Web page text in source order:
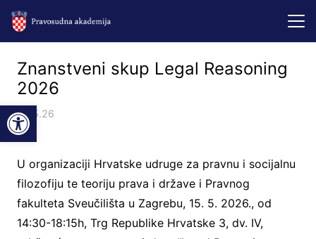
Open toolbar
Znanstveni skup Legal Reasoning
2026
4.05.26
U organizaciji Hrvatske udruge za pravnu i socijalnu
filozofiju te teoriju prava i države i Pravnog
fakulteta Sveučilišta u Zagrebu, 15. 5. 2026., od
14:30-18:15h, Trg Republike Hrvatske 3, dv. IV,